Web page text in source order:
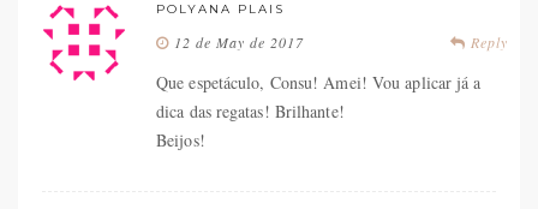
POLYANA PLAIS
Reply
12 de May de 2017
Que espetáculo, Consu! Amei! Vou aplicar já a
dica das regatas! Brilhante!
Beijos!